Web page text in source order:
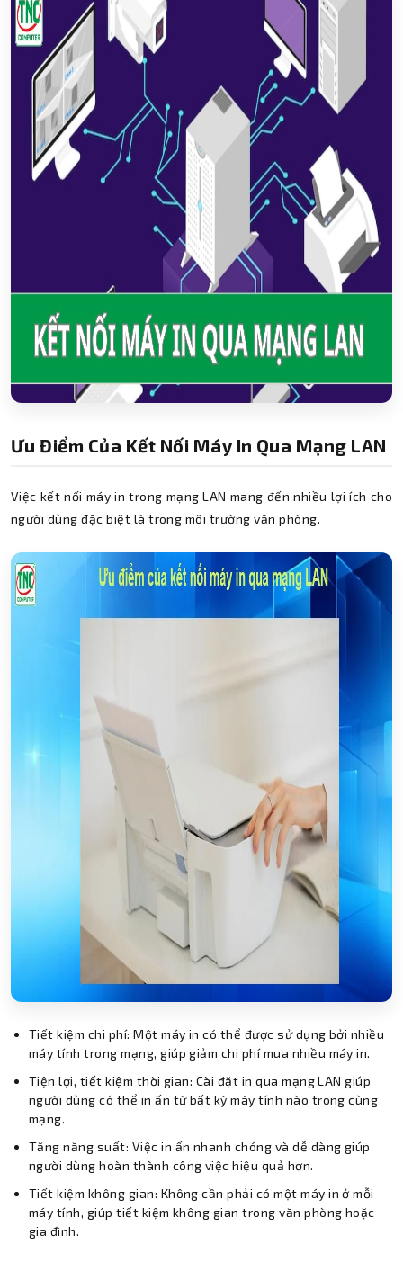
Ưu Điểm Của Kết Nối Máy In Qua Mạng LAN
Việc kết nối máy in trong mạng LAN mang đến nhiều lợi ích cho
người dùng đặc biệt là trong môi trường văn phòng.
Tiết kiệm chi phí: Một máy in có thể được sử dụng bởi nhiều
máy tính trong mạng, giúp giảm chi phí mua nhiều máy in.
Tiện lợi, tiết kiệm thời gian: Cài đặt in qua mạng LAN giúp
người dùng có thể in ấn từ bất kỳ máy tính nào trong cùng
mạng.
Tăng năng suất: Việc in ấn nhanh chóng và dễ dàng giúp
người dùng hoàn thành công việc hiệu quả hơn.
Tiết kiệm không gian: Không cần phải có một máy in ở mỗi
máy tính, giúp tiết kiệm không gian trong văn phòng hoặc
gia đình.